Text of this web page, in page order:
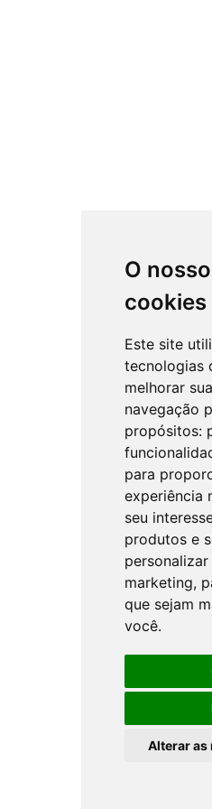
O
cookies
Este site
tecnologias
melhorar
navegação
propósitos:
para
experiência
seu
produtos e
marketing,
que sejam
você.
Alterar as